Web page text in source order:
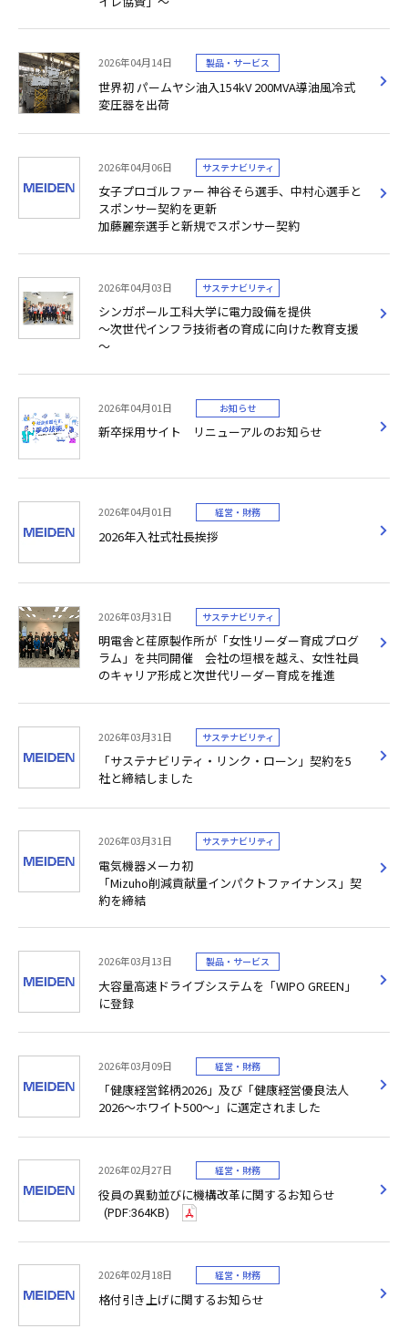
2026年04月14日 製品・サービス
世界初 パームヤシ油入154kV 200MVA導油風冷式
変圧器を出荷
2026年04月06日 サステナビリティ
女子プロゴルファー 神谷そら選手、中村心選手と
スポンサー契約を更新
加藤麗奈選手と新規でスポンサー契約
2026年04月03日 サステナビリティ
シンガポール工科大学に電力設備を提供
～次世代インフラ技術者の育成に向けた教育支援
～
2026年04月01日 お知らせ
新卒採用サイト リニューアルのお知らせ
2026年04月01日 経営・財務
2026年入社式社長挨拶
2026年03月31日 サステナビリティ
明電舎と荏原製作所が「女性リーダー育成プログ
ラム」を共同開催 会社の垣根を越え、女性社員
のキャリア形成と次世代リーダー育成を推進
2026年03月31日 サステナビリティ
「サステナビリティ・リンク・ローン」契約を5
社と締結しました
2026年03月31日 サステナビリティ
電気機器メーカ初
「Mizuho削減貢献量インパクトファイナンス」契
約を締結
2026年03月13日 製品・サービス
大容量高速ドライブシステムを「WIPO GREEN」
に登録
2026年03月09日 経営・財務
「健康経営銘柄2026」及び「健康経営優良法人
2026～ホワイト500～」に選定されました
2026年02月27日 経営・財務
役員の異動並びに機構改革に関するお知らせ
(PDF:364KB)
2026年02月18日 経営・財務
格付引き上げに関するお知らせ